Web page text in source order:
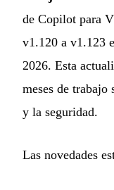
de Copilot para
v1.120 a v1.123
2026. Esta
meses de trabajo
y la seguridad.
Las novedades